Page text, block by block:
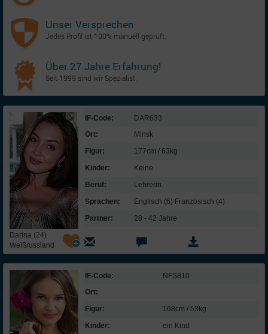
Unser Versprechen
Jedes Profil ist 100% manuell geprüft.
Über 27 Jahre Erfahrung!
Seit 1999 sind wir Spezialist.
Darina (24)
Weißrussland
IF-Code:
DAR633
Ort:
Minsk
Figur:
177cm / 63kg
Kinder:
Keine
Beruf:
Lehrerin
Sprachen:
Englisch (6) Französisch (4)
Partner:
28 - 42 Jahre
IF-Code:
NFS810
Ort:
Figur:
168cm / 53kg
Kinder:
ein Kind